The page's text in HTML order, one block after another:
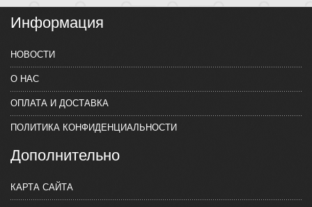
Информация
НОВОСТИ
О НАС
ОПЛАТА И ДОСТАВКА
ПОЛИТИКА КОНФИДЕНЦИАЛЬНОСТИ
Дополнительно
КАРТА САЙТА